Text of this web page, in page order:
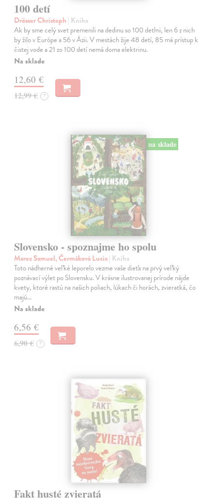
100 detí
Drösser Christoph | Kniha
Ak by sme celý svet premenili na dedinu so 100 deťmi, len 6 z nich
by žilo v Európe a 56 v Ázii. V mestách žije 48 detí, 85 má prístup k
čistej vode a 21 zo 100 detí nemá doma elektrinu.
Na sklade
12,60 €
12,99 € ?
na sklade
Slovensko - spoznajme ho spolu
Marec Samuel, Čermáková Lucia| Kniha
Toto nádherné veľké leporelo vezme vaše dieťa na prvý veľký
poznávací výlet po Slovensku. V krásne ilustrovanej prírode nájde
kvety, ktoré rastú na našich poliach, lúkach či horách, zvieratká, čo
majú…
Na sklade
6,56 €
6,90 € ?
Fakt husté zvieratá